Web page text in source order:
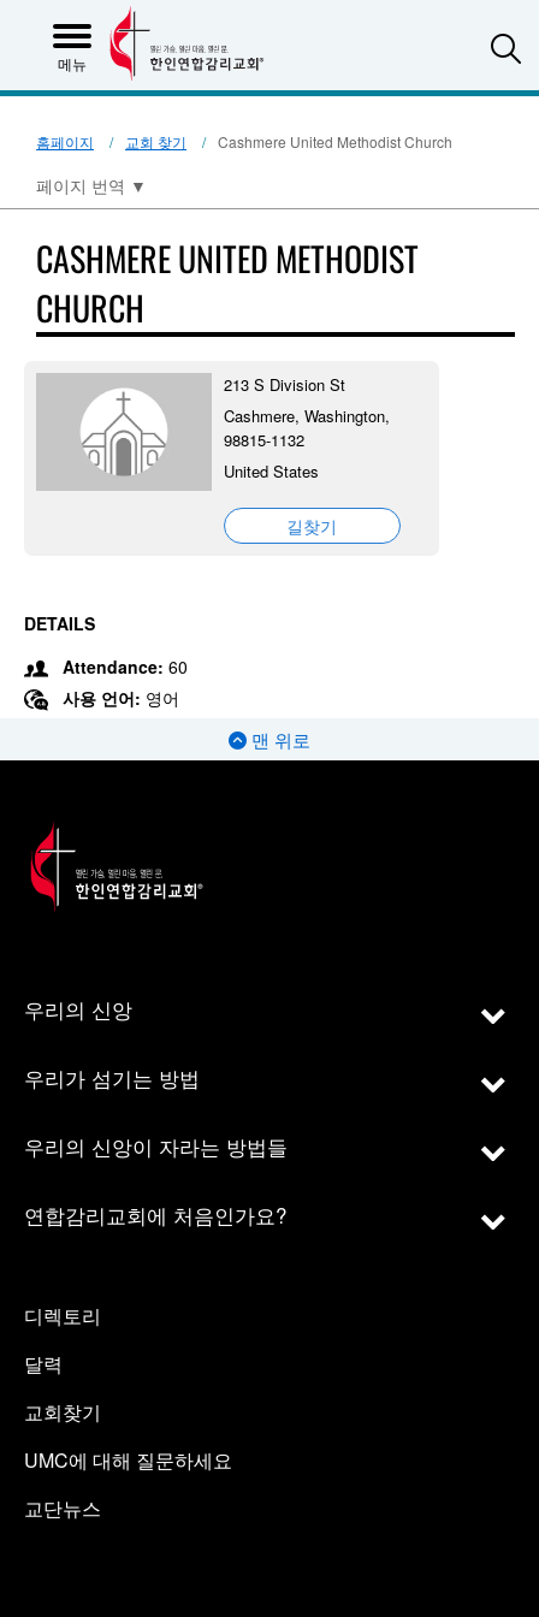
메뉴
홈페이지 교회 찾기 Cashmere United Methodist Church
페이지 번역 ▼
CASHMERE UNITED METHODIST
CHURCH
213 S Division St
Cashmere, Washington,
98815-1132
United States
길찾기
DETAILS
Attendance: 60
사용 언어: 영어
맨 위로
우리의 신앙
우리가 섬기는 방법
우리의 신앙이 자라는 방법들
연합감리교회에 처음인가요?
디렉토리
달력
교회찾기
UMC에 대해 질문하세요
교단뉴스